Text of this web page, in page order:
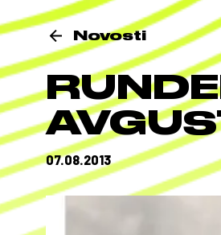
Novosti
07.08.2013